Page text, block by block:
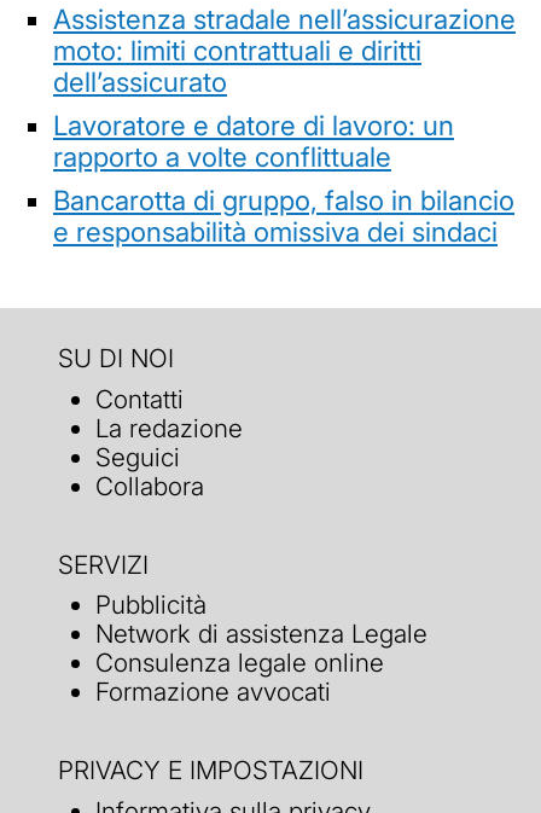
Assistenza stradale nell’assicurazione
moto: limiti contrattuali e diritti
dell’assicurato
Lavoratore e datore di lavoro: un
rapporto a volte conflittuale
Bancarotta di gruppo, falso in bilancio
e responsabilità omissiva dei sindaci
SU DI NOI
Contatti
La redazione
Seguici
Collabora
SERVIZI
Pubblicità
Network di assistenza Legale
Consulenza legale online
Formazione avvocati
PRIVACY E IMPOSTAZIONI